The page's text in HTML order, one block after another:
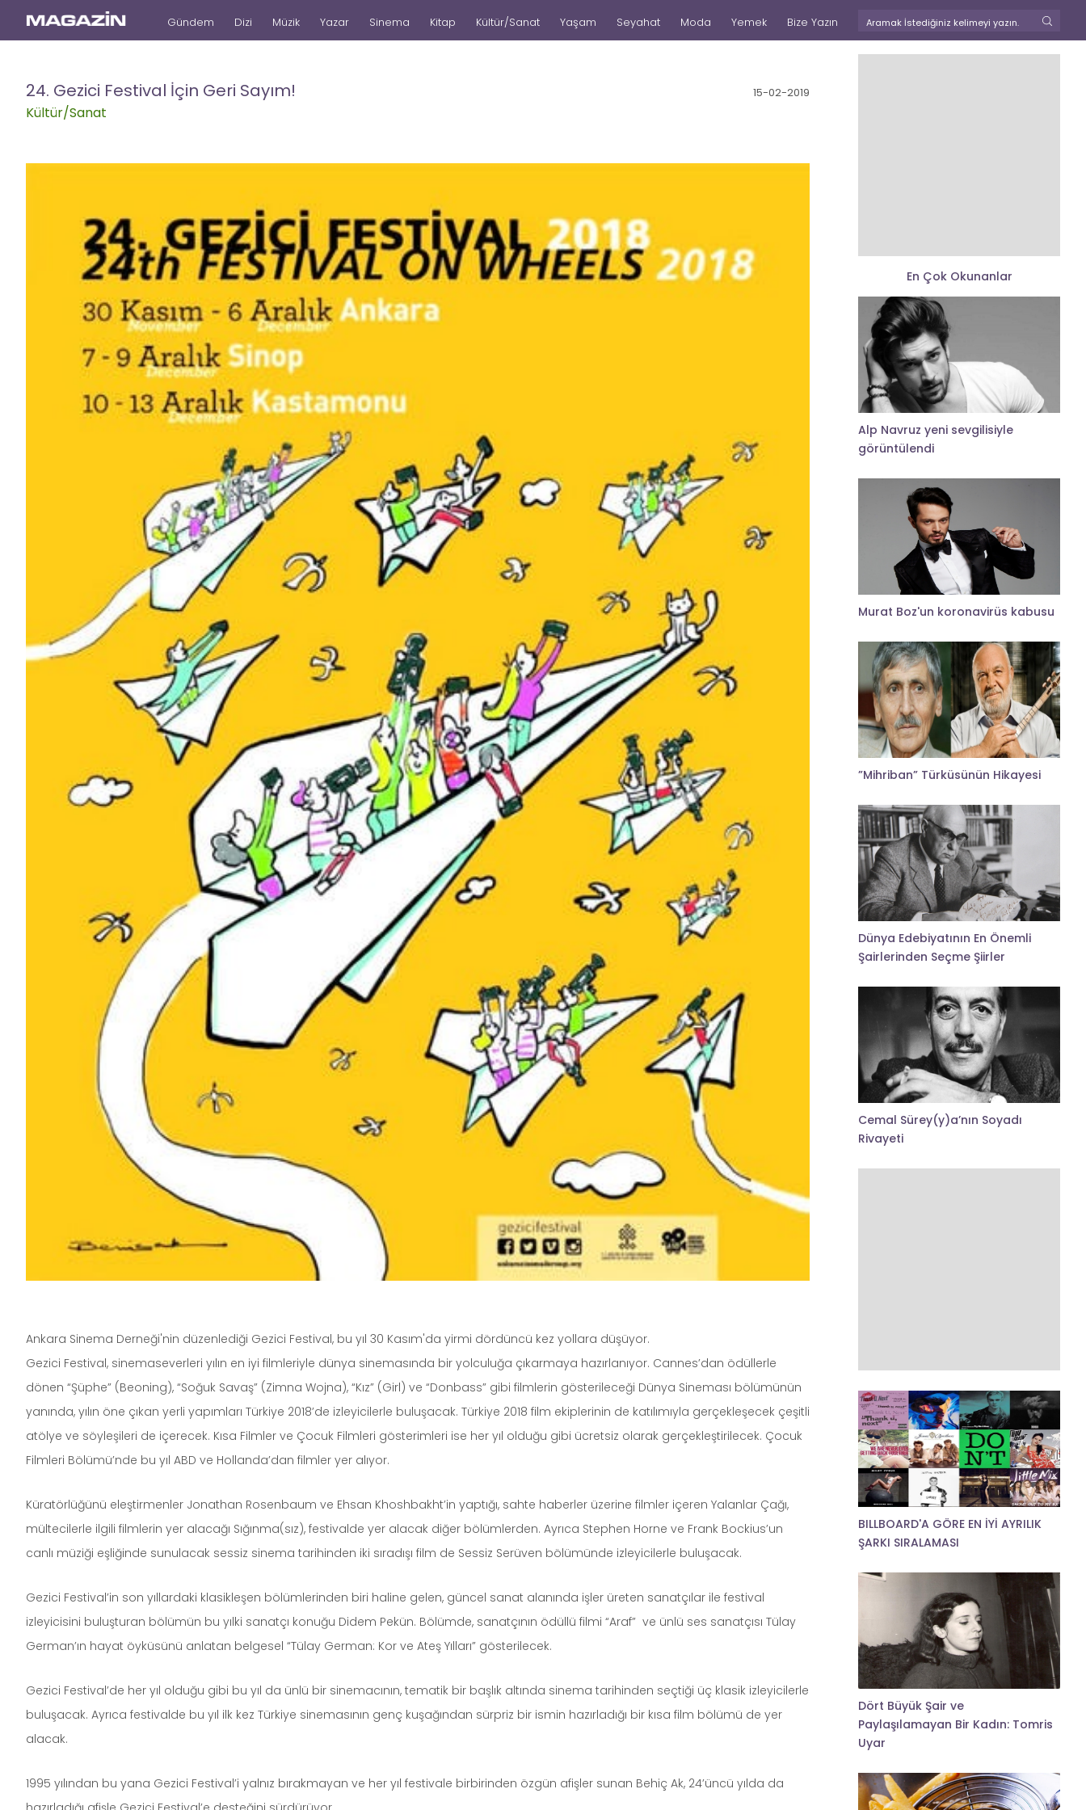
Gündem Dizi Müzik Yazar Sinema Kitap Kültür/Sanat Yaşam Seyahat Moda Yemek Bize Yazın
24. Gezici Festival İçin Geri Sayım! 15-02-2019
Kültür/Sanat
Ankara Sinema Derneği'nin düzenlediği Gezici Festival, bu yıl 30 Kasım'da yirmi dördüncü kez yollara düşüyor.
Gezici Festival, sinemaseverleri yılın en iyi filmleriyle dünya sinemasında bir yolculuğa çıkarmaya hazırlanıyor. Cannes’dan ödüllerle
dönen “Şüphe” (Beoning), “Soğuk Savaş” (Zimna Wojna), “Kız” (Girl) ve “Donbass” gibi filmlerin gösterileceği Dünya Sineması bölümünün
yanında, yılın öne çıkan yerli yapımları Türkiye 2018’de izleyicilerle buluşacak. Türkiye 2018 film ekiplerinin de katılımıyla gerçekleşecek çeşitli
atölye ve söyleşileri de içerecek. Kısa Filmler ve Çocuk Filmleri gösterimleri ise her yıl olduğu gibi ücretsiz olarak gerçekleştirilecek. Çocuk
Filmleri Bölümü’nde bu yıl ABD ve Hollanda’dan filmler yer alıyor.
Küratörlüğünü eleştirmenler Jonathan Rosenbaum ve Ehsan Khoshbakht’in yaptığı, sahte haberler üzerine filmler içeren Yalanlar Çağı,
mültecilerle ilgili filmlerin yer alacağı Sığınma(sız), festivalde yer alacak diğer bölümlerden. Ayrıca Stephen Horne ve Frank Bockius’un
canlı müziği eşliğinde sunulacak sessiz sinema tarihinden iki sıradışı film de Sessiz Serüven bölümünde izleyicilerle buluşacak.
Gezici Festival’in son yıllardaki klasikleşen bölümlerinden biri haline gelen, güncel sanat alanında işler üreten sanatçılar ile festival
izleyicisini buluşturan bölümün bu yılki sanatçı konuğu Didem Pekün. Bölümde, sanatçının ödüllü filmi “Araf” ve ünlü ses sanatçısı Tülay
German’ın hayat öyküsünü anlatan belgesel “Tülay German: Kor ve Ateş Yılları” gösterilecek.
Gezici Festival’de her yıl olduğu gibi bu yıl da ünlü bir sinemacının, tematik bir başlık altında sinema tarihinden seçtiği üç klasik izleyicilerle
buluşacak. Ayrıca festivalde bu yıl ilk kez Türkiye sinemasının genç kuşağından sürpriz bir ismin hazırladığı bir kısa film bölümü de yer
alacak.
1995 yılından bu yana Gezici Festival’i yalnız bırakmayan ve her yıl festivale birbirinden özgün afişler sunan Behiç Ak, 24’üncü yılda da
En Çok Okunanlar
Alp Navruz yeni sevgilisiyle
görüntülendi
Murat Boz'un koronavirüs kabusu
”Mihriban” Türküsünün Hikayesi
Dünya Edebiyatının En Önemli
Şairlerinden Seçme Şiirler
Cemal Sürey(y)a’nın Soyadı
Rivayeti
BILLBOARD'A GÖRE EN İYİ AYRILIK
ŞARKI SIRALAMASI
Dört Büyük Şair ve
Paylaşılamayan Bir Kadın: Tomris
Uyar